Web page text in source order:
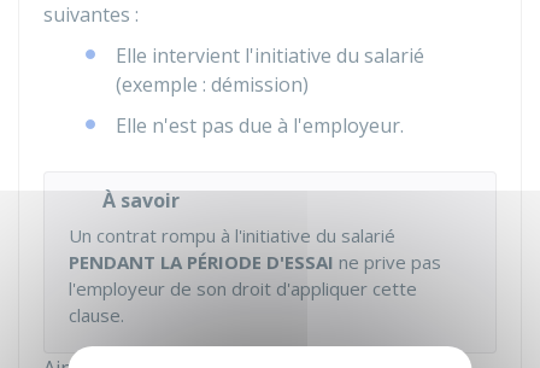
suivantes :
Elle intervient l'initiative du salarié
(exemple : démission)
Elle n'est pas due à l'employeur.
À savoir
Un contrat rompu à l'initiative du salarié
PENDANT LA PÉRIODE D'ESSAI ne prive pas
l'employeur de son droit d'appliquer cette
clause.